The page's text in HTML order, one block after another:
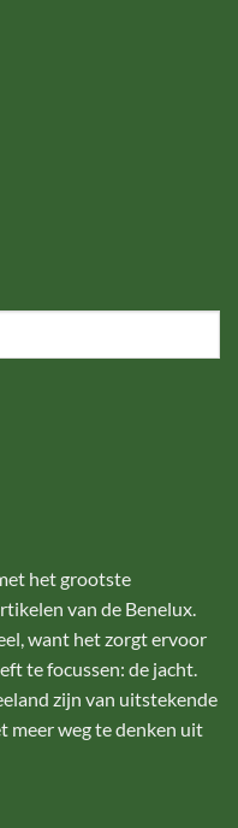
het grootste
van de Benelux.
want het zorgt ervoor
te focussen: de jacht.
zijn van uitstekende
meer weg te denken uit